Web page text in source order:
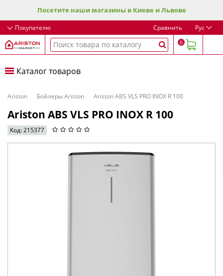
Посетите наши магазины в Киеве и Львове
Покупателю Сравнить Рус
0
Каталог товаров
Ariston Бойлеры Ariston Ariston ABS VLS PRO INOX R 100
Ariston ABS VLS PRO INOX R 100
Код: 215377